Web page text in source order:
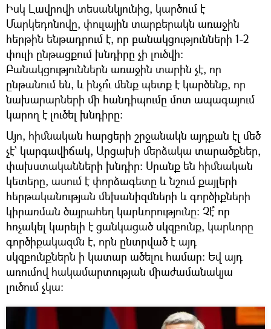
Իսկ Լավրովի տեսանկյունից, կարծում է
Մարկեդոնովը, փուլային տարբերակն առաջին
հերթին ենթադրում է, որ բանակցությունների 1-2
փուլի ընթացքում խնդիրը չի լուծվի։
Բանակցություններն առաջին տարին չէ, որ
ընթանում են, և ինչո՞ւ մենք պետք է կարծենք, որ
նախարարների մի հանդիպումը մոտ ապագայում
կարող է լուծել խնդիրը։
Այո, հիմնական հարցերի շրջանակն այդքան էլ մեծ
չէ` կարգավիճակ, Արցախի մերձակա տարածքներ,
փախստականների խնդիր։ Սրանք են հիմնական
կետերը, ասում է փորձագետը և նշում քայլերի
հերթականության մեխանիզմների և գործիքների
կիրառման ծայրահեղ կարևորությունը։ Չէ՞ որ
հռչակել կարելի է ցանկացած սկզբունք, կարևորը
գործիքակազմն է, որն ընտրված է այդ
սկզբունքներն ի կատար ածելու համար։ Եվ այդ
առումով հակամարտության միաժամանակյա
լուծում չկա։